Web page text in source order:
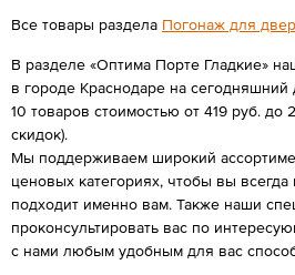
Все товары раздела Погонаж для
В разделе «Оптима Порте Гладкие»
в городе Краснодаре на сегодняшний
10 товаров стоимостью от 419 руб. до
скидок).
Мы поддерживаем широкий
ценовых категориях, чтобы вы всегда
подходит именно вам. Также наши
проконсультировать вас по
с нами любым удобным для вас